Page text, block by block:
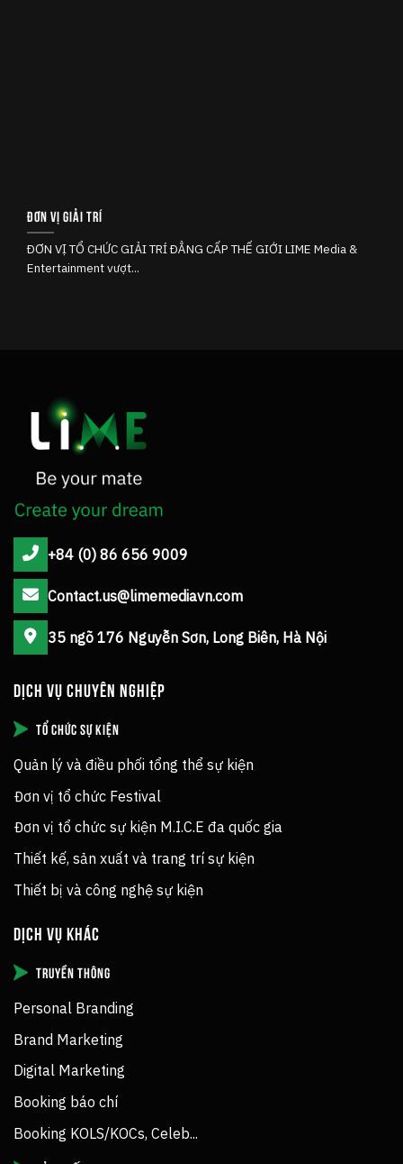
Đơn vị giải trí
ĐƠN VỊ TỔ CHỨC GIẢI TRÍ ĐẲNG CẤP THẾ GIỚI LIME Media &
Entertainment vượt...
+84 (0) 86 656 9009
Contact.us@limemediavn.com
35 ngõ 176 Nguyễn Sơn, Long Biên, Hà Nội
DỊCH VỤ CHUYÊN NGHIỆP
TỔ CHỨC SỰ KIỆN
Quản lý và điều phối tổng thể sự kiện
Đơn vị tổ chức Festival
Đơn vị tổ chức sự kiện M.I.C.E đa quốc gia
Thiết kế, sản xuất và trang trí sự kiện
Thiết bị và công nghệ sự kiện
DỊCH VỤ KHÁC
TRUYỀN THÔNG
Personal Branding
Brand Marketing
Digital Marketing
Booking báo chí
Booking KOLS/KOCs, Celeb...